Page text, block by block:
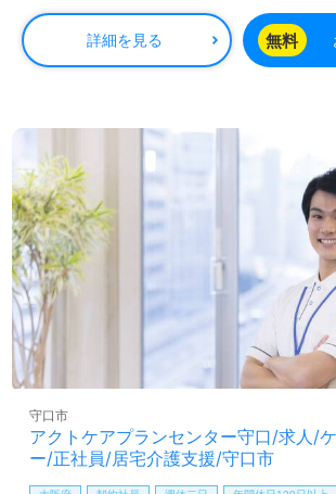
詳細を見る 無料
アクトケアプランセンター守口/求人/
ー/正社員/居宅介護支援/守口市
守口市